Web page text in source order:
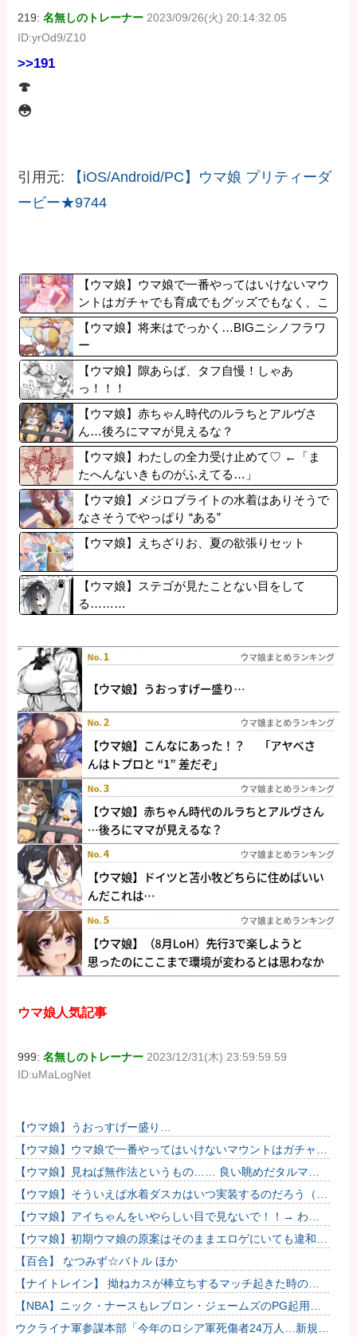
219:名無しのトレーナー 2023/09/26(火) 20:14:32.05
ID:yrOd9/Z10
>>191
🍄
😳
引用元:
【iOS/Android/PC】ウマ娘 プリティーダ
ービー★9744
【ウマ娘】ウマ娘で一番やってはいけないマウ
ントはガチャでも育成でもグッズでもなく、こ
れ。
【ウマ娘】将来はでっかく…BIGニシノフラワ
ー
【ウマ娘】隙あらば、タフ自慢！しゃあ
っ！！！
【ウマ娘】赤ちゃん時代のルラちとアルヴさ
ん…後ろにママが見えるな？
【ウマ娘】わたしの全力受け止めて♡ ←「ま
たへんないきものがふえてる…」
【ウマ娘】メジロブライトの水着はありそうで
なさそうでやっぱり “ある”
【ウマ娘】えちざりお、夏の欲張りセット
【ウマ娘】ステゴが見たことない目をして
る………
ウマ娘人気記事
999:名無しのトレーナー 2023/12/31(木) 23:59:59.59
ID:uMaLogNet
【ウマ娘】うおっすげー盛り…
【ウマ娘】ウマ娘で一番やってはいけないマウントはガチャで
も育成でもグッズでもなく、これ。
【ウマ娘】見ねば無作法というもの…… 良い眺めだタルマ
エ…（殴
【ウマ娘】そういえば水着ダスカはいつ実装するのだろう（ﾃﾞ
ｯｯｯ
【ウマ娘】アイちゃんをいやらしい目で見ないで！！→ わか
りました…
【ウマ娘】初期ウマ娘の原案はそのままエロゲにいても違和感
がないんだ。
【百合】 なつみず☆バトル ほか
【ナイトレイン】 拗ねカスが棒立ちするマッチ起きた時の対
処法
【NBA】ニック・ナースもレブロン・ジェームズのPG起用を
示唆か
ウクライナ軍参謀本部「今年のロシア軍死傷者24万人…新規兵